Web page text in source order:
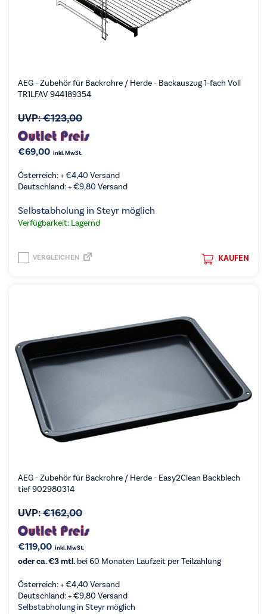
AEG - Zubehör für Backrohre / Herde - Backauszug 1-fach Voll
TR1LFAV 944189354
UVP:€123,00
€69,00 inkl. MwSt.
Österreich: +€4,40 Versand
Deutschland: +€9,80 Versand
Selbstabholung in Steyr möglich
Verfügbarkeit: Lagernd
KAUFEN
VERGLEICHEN
AEG - Zubehör für Backrohre / Herde - Easy2Clean Backblech
tief 902980314
UVP:€162,00
€119,00 inkl. MwSt.
oder ca. €3 mtl. bei 60 Monaten Laufzeit per Teilzahlung
Österreich: +€4,40 Versand
Deutschland: +€9,80 Versand
Selbstabholung in Steyr möglich